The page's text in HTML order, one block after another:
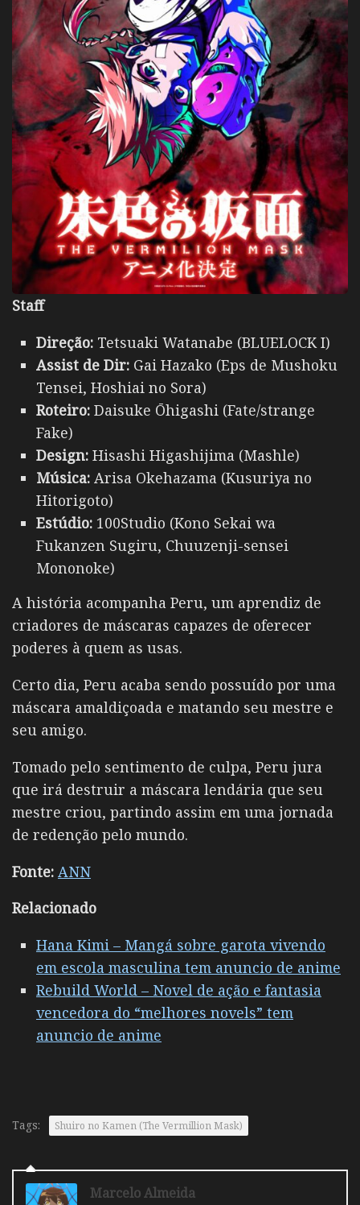
Staff
Direção: Tetsuaki Watanabe (BLUELOCK I)
Assist de Dir: Gai Hazako (Eps de Mushoku
Tensei, Hoshiai no Sora)
Roteiro: Daisuke Ōhigashi (Fate/strange
Fake)
Design: Hisashi Higashijima (Mashle)
Música: Arisa Okehazama (Kusuriya no
Hitorigoto)
Estúdio: 100Studio (Kono Sekai wa
Fukanzen Sugiru, Chuuzenji-sensei
Mononoke)
A história acompanha Peru, um aprendiz de
criadores de máscaras capazes de oferecer
poderes à quem as usas.
Certo dia, Peru acaba sendo possuído por uma
máscara amaldiçoada e matando seu mestre e
seu amigo.
Tomado pelo sentimento de culpa, Peru jura
que irá destruir a máscara lendária que seu
mestre criou, partindo assim em uma jornada
de redenção pelo mundo.
Fonte: ANN
Relacionado
Hana Kimi – Mangá sobre garota vivendo
em escola masculina tem anuncio de anime
Rebuild World – Novel de ação e fantasia
vencedora do “melhores novels” tem
anuncio de anime
Tags: Shuiro no Kamen (The Vermillion Mask)
Marcelo Almeida